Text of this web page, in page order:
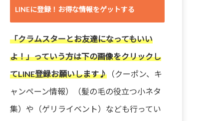
LINEに登録！お得な情報をゲットする
「クラムスターとお友達になってもいい
よ！」っていう方は下の画像をクリックし
てLINE登録お願いします♪ （クーポン、キ
ャンペーン情報）（髪の毛の役立つ小ネタ
集）や（ゲリライベント）なども行ってい